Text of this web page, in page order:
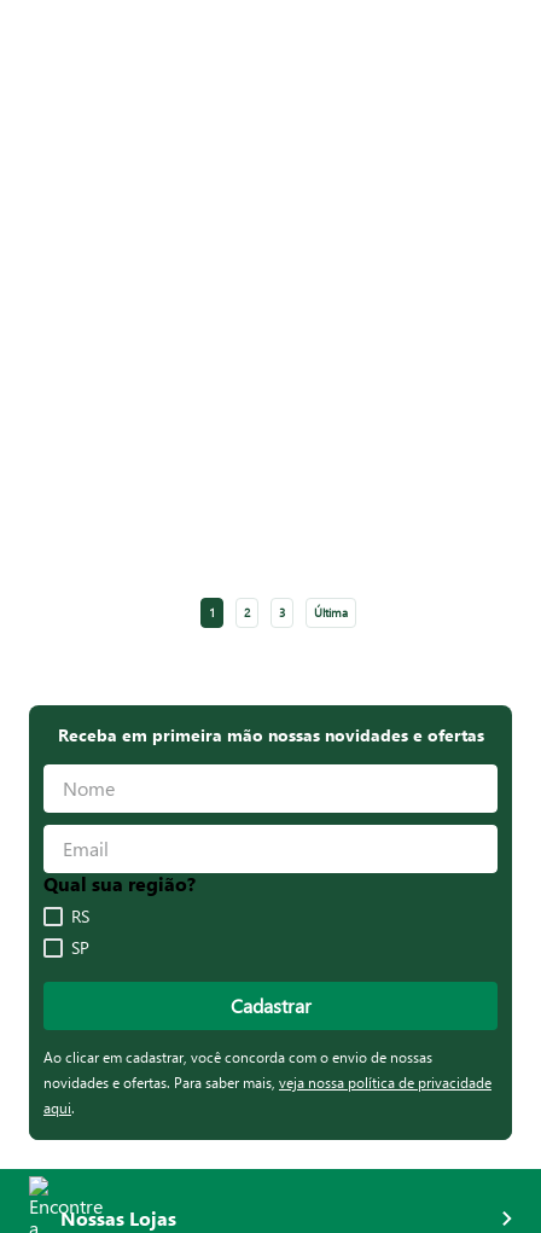
1 2 3 Última
Receba em primeira mão nossas novidades e ofertas
Qual sua região?
RS
SP
Cadastrar
Ao clicar em cadastrar, você concorda com o envio de nossas
novidades e ofertas. Para saber mais, veja nossa política de privacidade
aqui.
Nossas Lojas